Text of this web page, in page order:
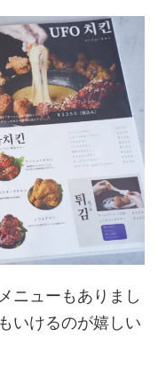
ニューもありまし
いけるのが嬉しい